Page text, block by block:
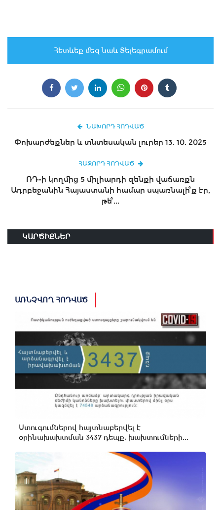
Հետևեք մեզ նաև Տելեգրամում
ՆԱԽՈՐԴ ՀՈԴՎԱԾ
Փոխարժեքներ և տնտեսական լուրեր 13. 10. 2025
ՀԱՋՈՐԴ ՀՈԴՎԱԾ
ՌԴ-ի կողմից 5 միլիարդի զենքի վաճառքն
Ադրբեջանին Հայաստանի համար սպառնալի՞ք էր,
թե՞...
ԿԱՐԾԻՔՆԵՐ
ԱՌՆՉՎՈՂ ՀՈԴՎԱԾ
Ստուգումներով հայտնաբերվել է
օրինախախտման 3437 դեպք, խախտումների...